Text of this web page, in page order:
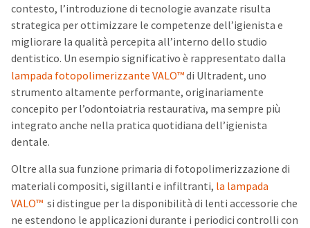
contesto, l’introduzione di tecnologie avanzate risulta
strategica per ottimizzare le competenze dell’igienista e
migliorare la qualità percepita all’interno dello studio
dentistico. Un esempio significativo è rappresentato dalla
lampada fotopolimerizzante VALO™di Ultradent, uno
strumento altamente performante, originariamente
concepito per l’odontoiatria restaurativa, ma sempre più
integrato anche nella pratica quotidiana dell’igienista
dentale.
Oltre alla sua funzione primaria di fotopolimerizzazione di
materiali compositi, sigillanti e infiltranti, la lampada
VALO™ si distingue per la disponibilità di lenti accessorie che
ne estendono le applicazioni durante i periodici controlli con